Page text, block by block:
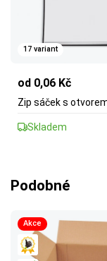
17 variant
od 0,06 Kč
Zip sáček s
Skladem
Podobné
Akce